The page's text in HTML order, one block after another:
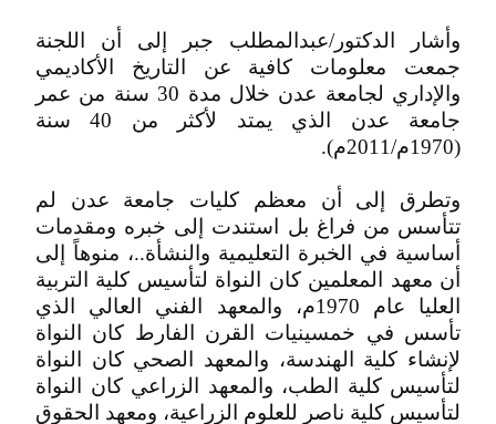
وأشار الدكتور/عبدالمطلب جبر إلى أن اللجنة
جمعت معلومات كافية عن التاريخ الأكاديمي
والإداري لجامعة عدن خلال مدة 30 سنة من عمر
جامعة عدن الذي يمتد لأكثر من 40 سنة
(1970م/2011م).
وتطرق إلى أن معظم كليات جامعة عدن لم
تتأسس من فراغ بل استندت إلى خبره ومقدمات
أساسية في الخبرة التعليمية والنشأة..، منوهاً إلى
أن معهد المعلمين كان النواة لتأسيس كلية التربية
العليا عام 1970م، والمعهد الفني العالي الذي
تأسس في خمسينيات القرن الفارط كان النواة
لإنشاء كلية الهندسة، والمعهد الصحي كان النواة
لتأسيس كلية الطب، والمعهد الزراعي كان النواة
لتأسيس كلية ناصر للعلوم الزراعية، ومعهد الحقوق